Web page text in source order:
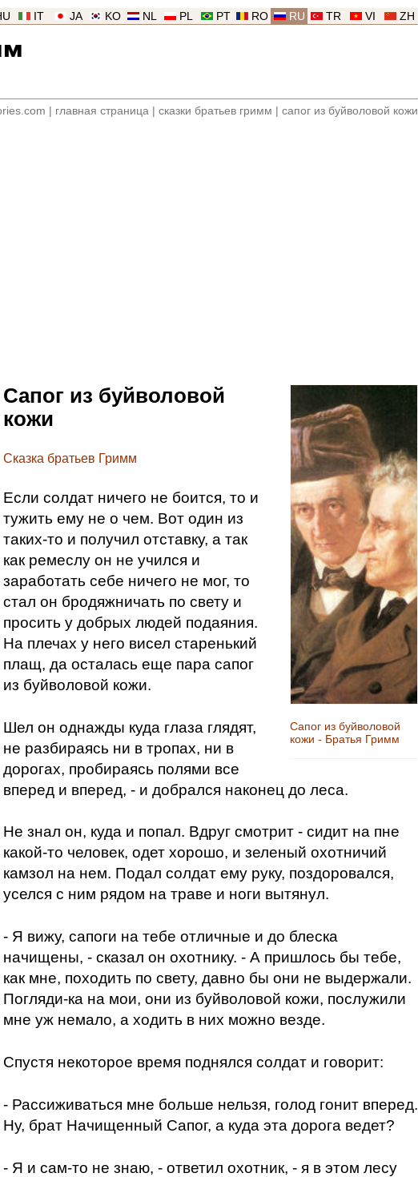
ZH
VI
TR
RU
RO
PT
PL
NL
KO
JA
IT
главная страница сказки братьев гримм сапог из буйволовой кожи
Сапог из буйволовой
кожи - Братья Гримм
Сапог из буйволовой
кожи
Сказка братьев Гримм
Если солдат ничего не боится, то и
тужить ему не о чем. Вот один из
таких-то и получил отставку, а так
как ремеслу он не учился и
заработать себе ничего не мог, то
стал он бродяжничать по свету и
просить у добрых людей подаяния.
На плечах у него висел старенький
плащ, да осталась еще пара сапог
из буйволовой кожи.
Шел он однажды куда глаза глядят,
не разбираясь ни в тропах, ни в
дорогах, пробираясь полями все
вперед и вперед, - и добрался наконец до леса.
Не знал он, куда и попал. Вдруг смотрит - сидит на пне
какой-то человек, одет хорошо, и зеленый охотничий
камзол на нем. Подал солдат ему руку, поздоровался,
уселся с ним рядом на траве и ноги вытянул.
- Я вижу, сапоги на тебе отличные и до блеска
начищены, - сказал он охотнику. - А пришлось бы тебе,
как мне, походить по свету, давно бы они не выдержали.
Погляди-ка на мои, они из буйволовой кожи, послужили
мне уж немало, а ходить в них можно везде.
Спустя некоторое время поднялся солдат и говорит:
- Рассиживаться мне больше нельзя, голод гонит вперед.
Ну, брат Начищенный Сапог, а куда эта дорога ведет?
- Я и сам-то не знаю, - ответил охотник, - я в этом лесу